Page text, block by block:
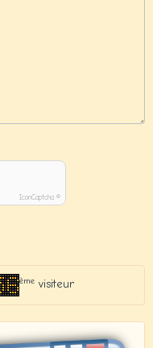
IconCaptcha ©
èmevisiteur